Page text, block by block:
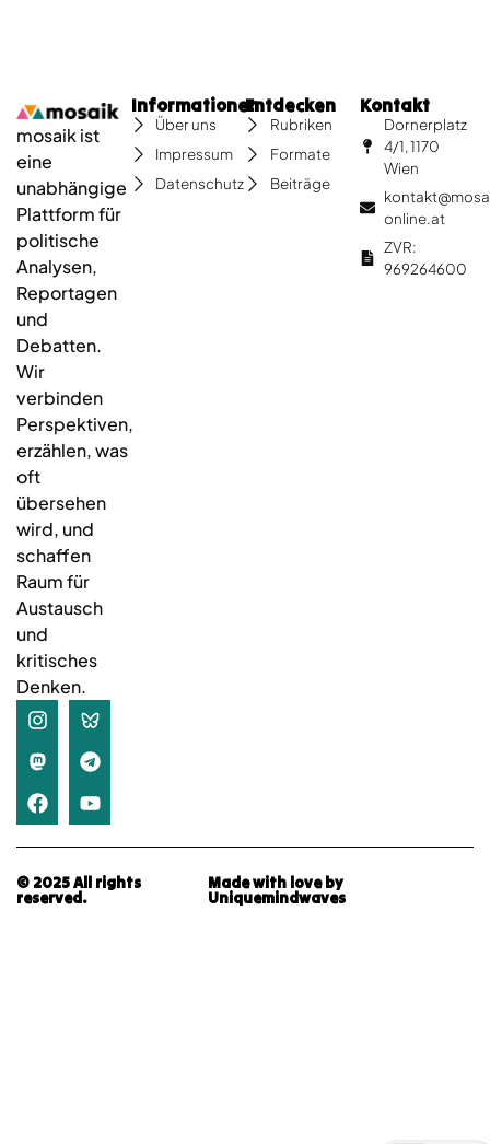
mosaik ist
eine
unabhängige
Plattform für
politische
Analysen,
Reportagen
und
Debatten.
Wir
verbinden
Perspektiven,
erzählen, was
oft
übersehen
wird, und
schaffen
Raum für
Austausch
und
kritisches
Denken.
Informationen
Über uns
Impressum
Datenschutz
Entdecken
Rubriken
Formate
Beiträge
Kontakt
Dornerplatz
4/1, 1170
Wien
online.at
ZVR:
969264600
© 2025 All rights
reserved.
Made with love by
Uniquemindwaves